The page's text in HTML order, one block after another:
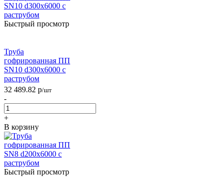
Быстрый просмотр
Труба
гофрированная ПП
SN10 d300х6000 с
раструбом
32 489.82 р/шт
-
+
В корзину
Быстрый просмотр